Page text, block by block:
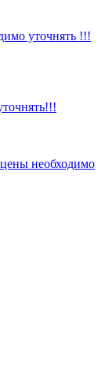
уточнять !!!
необходимо